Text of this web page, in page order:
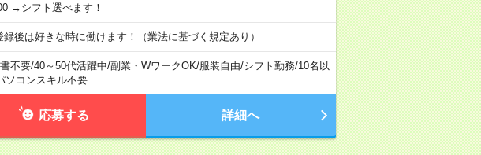
→シフト選べます！
録後は好きな時に働けます！（業法に基づく規定あり）
不要/40～50代活躍中/副業・WワークOK/服装自由/シフト勤務/10名以
ソコンスキル不要
応募する 詳細へ